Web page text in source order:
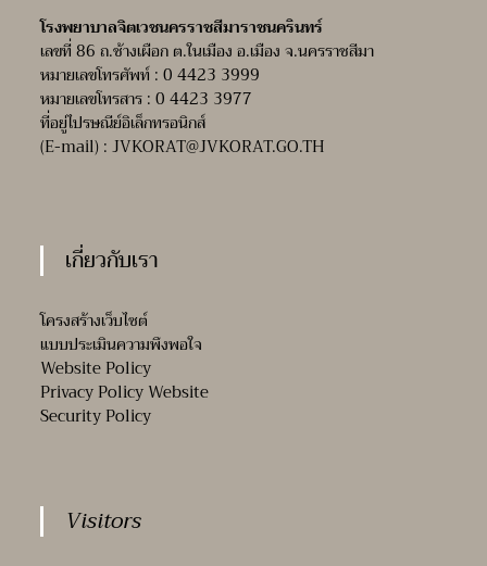
โรงพยาบาลจิตเวชนครราชสีมาราชนครินทร์
เลขที่ 86 ถ.ช้างเผือก ต.ในเมือง อ.เมือง จ.นครราชสีมา
หมายเลขโทรศัพท์ : 0 4423 3999
หมายเลขโทรสาร : 0 4423 3977
ที่อยู่ไปรษณีย์อิเล็กทรอนิกส์
(E-mail) : JVKORAT@JVKORAT.GO.TH
เกี่ยวกับเรา
โครงสร้างเว็บไซต์
แบบประเมินความพึงพอใจ
Website Policy
Privacy Policy Website
Security Policy
Visitors